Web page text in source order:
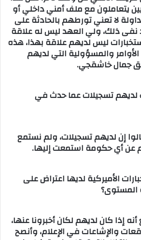
يتعاملون مع ملف أمني داخلي أو
لا تعني تورطهم بالحادثة على
نفى ذلك، ولي العهد ليس له علاقة
ليس لديهم علاقة بهذا، هذه
والمسؤولية التي لديهم
جمال خاشقجي.
لديهم تسجيلات عما حدث في
إن لديهم تسجيلات، ولم نستمع
عن أي حكومة استمعت إليها.
الأميركية لديها اعتراض على
المستوى؟
إذا كان لديهم لكان أخبرونا عنها،
والإشاعات في الإعلام، وأنصح